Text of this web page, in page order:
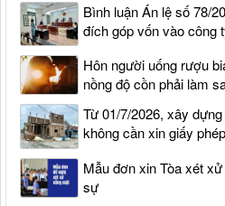
Bình luận Án lệ số 78/
đích góp vốn vào công
Hôn người uống rượu
nồng độ cồn phải làm
Từ 01/7/2026, xây
không cần xin giấy phép
Mẫu đơn xin Tòa xét
sự